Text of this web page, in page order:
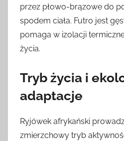
przez płowo-brązowe do
spodem ciała. Futro jest
pomaga w izolacji
życia.
Tryb życia i
adaptacje
Ryjówek afrykański
zmierzchowy tryb